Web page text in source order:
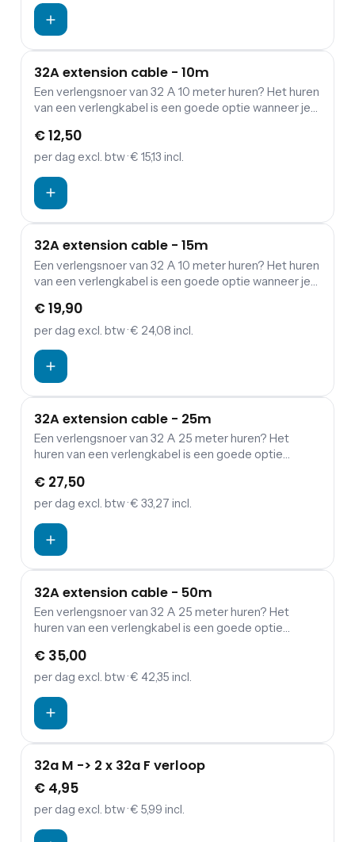
32A extension cable - 10m
Een verlengsnoer van 32 A 10 meter huren? Het huren
van een verlengkabel is een goede optie wanneer je
aggregaten.
€ 12,50
per dag excl. btw· € 15,13 incl.
32A extension cable - 15m
Een verlengsnoer van 32 A 10 meter huren? Het huren
van een verlengkabel is een goede optie wanneer je
aggregaten.
€ 19,90
per dag excl. btw· € 24,08 incl.
32A extension cable - 25m
Een verlengsnoer van 32 A 25 meter huren? Het
huren van een verlengkabel is een goede optie
verdeelkasten en aggregaten.
€ 27,50
per dag excl. btw· € 33,27 incl.
32A extension cable - 50m
Een verlengsnoer van 32 A 25 meter huren? Het
huren van een verlengkabel is een goede optie
verdeelkasten en aggregaten.
€ 35,00
per dag excl. btw· € 42,35 incl.
32a M -> 2 x 32a F verloop
€ 4,95
per dag excl. btw· € 5,99 incl.